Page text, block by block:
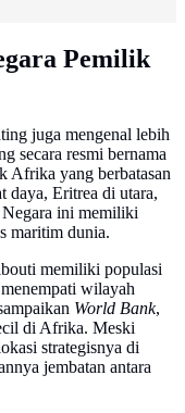
Pemilik
juga mengenal lebih
secara resmi bernama
Afrika yang berbatasan
daya, Eritrea di utara,
ini memiliki
maritim dunia.
memiliki populasi
wilayah
World Bank,
di Afrika. Meski
strategisnya di
jembatan antara